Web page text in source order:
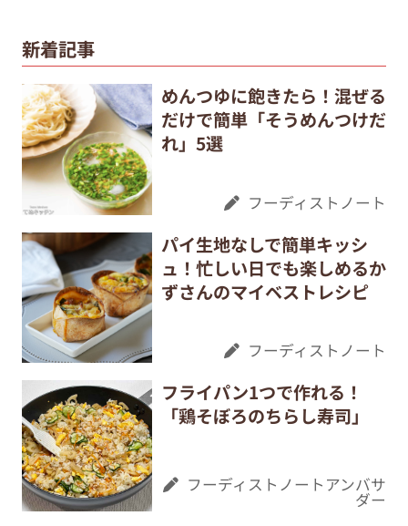
新着記事
めんつゆに飽きたら！混ぜる
だけで簡単「そうめんつけだ
れ」5選
フーディストノート
パイ生地なしで簡単キッシ
ュ！忙しい日でも楽しめるか
ずさんのマイベストレシピ
フーディストノート
フライパン1つで作れる！
「鶏そぼろのちらし寿司」
フーディストノートアンバサ
ダー